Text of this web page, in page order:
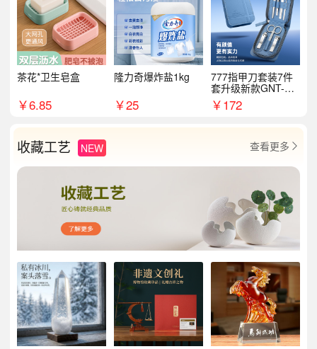
茶花*卫生皂盒
￥6.85
隆力奇爆炸盐1kg
￥25
777指甲刀套装7件
套升级新款GNT-PM
072
￥172
收藏工艺 NEW 查看更多 